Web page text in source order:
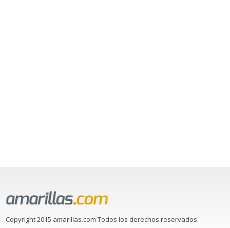
Copyright 2015 amarillas.com Todos los derechos reservados.